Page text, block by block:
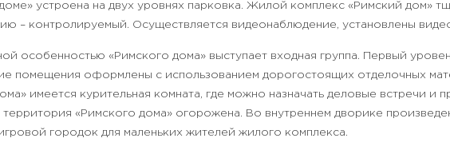
устроена на двух уровнях парковка. Жилой комплекс «Римский дом»
– контролируемый. Осуществляется видеонаблюдение, установлены
особенностью «Римского дома» выступает входная группа. Первый
помещения оформлены с использованием дорогостоящих отделочных
имеется курительная комната, где можно назначать деловые встречи и
«Римского дома» огорожена. Во внутреннем дворике
городок для маленьких жителей жилого комплекса.